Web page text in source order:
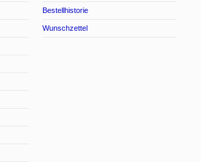
Bestellhistorie
Wunschzettel